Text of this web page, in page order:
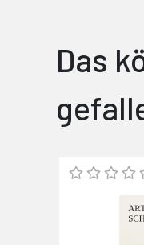
Das